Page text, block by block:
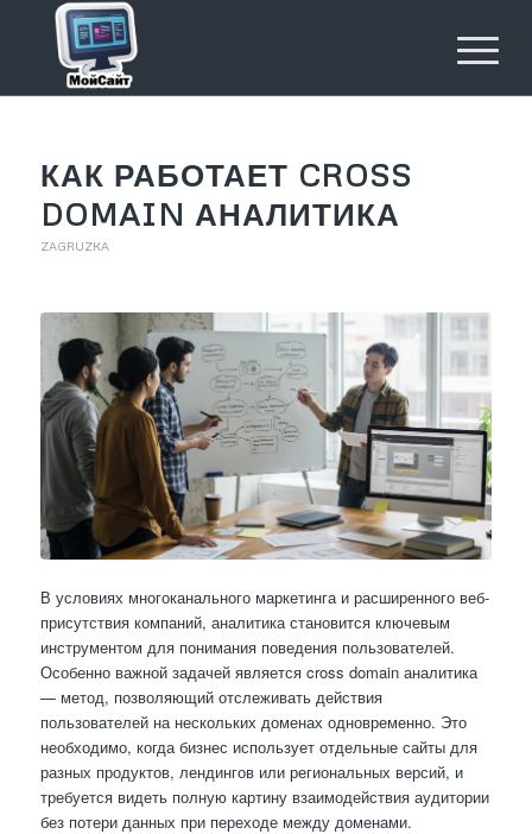
КАК РАБОТАЕТ CROSS
DOMAIN АНАЛИТИКА
ZAGRUZKA
В условиях многоканального маркетинга и расширенного веб-
присутствия компаний, аналитика становится ключевым
инструментом для понимания поведения пользователей.
Особенно важной задачей является cross domain аналитика
— метод, позволяющий отслеживать действия
пользователей на нескольких доменах одновременно. Это
необходимо, когда бизнес использует отдельные сайты для
разных продуктов, лендингов или региональных версий, и
требуется видеть полную картину взаимодействия аудитории
без потери данных при переходе между доменами.